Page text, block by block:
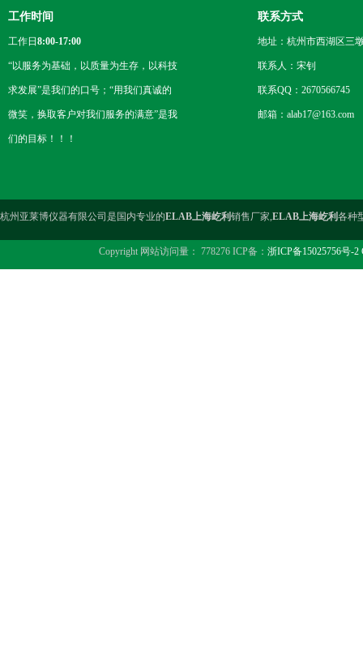
工作时间
工作日 8:00-17:00
“以服务为基础，以质量为生存，以科技
求发展”是我们的口号；“用我们真诚的
微笑，换取客户对我们服务的满意”是我
们的目标！！！
联系方式
地址：杭州市西湖区三
联系人：宋钊
联系QQ：2670566745
邮箱：alab17@163.com
杭州亚莱博仪器有限公司是国内专业的ELAB上海屹利销售厂家,ELAB上海屹利各种
Copyright 网站访问量： 778276 ICP备： 浙ICP备15025756号-2